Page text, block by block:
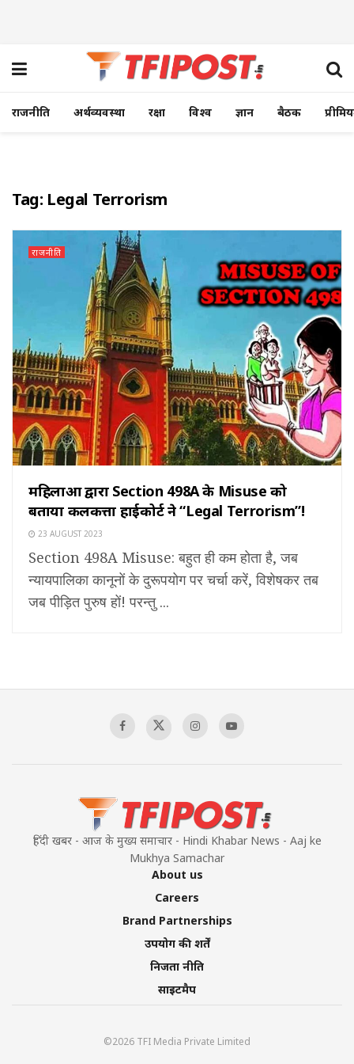
राजनीति अर्थव्यवस्था रक्षा विश्व ज्ञान बैठक
Tag: Legal Terrorism
राजनीति
महिलाओं द्वारा Section 498A के Misuse को
बताया कलकत्ता हाईकोर्ट ने “Legal Terrorism”!
23 AUGUST 2023
Section 498A Misuse: बहुत ही कम होता है, जब
न्यायपालिका कानूनों के दुरूपयोग पर चर्चा करें, विशेषकर तब
जब पीड़ित पुरुष हों! परन्तु ...
हिंदी खबर - आज के मुख्य समाचार - Hindi Khabar News - Aaj ke
Mukhya Samachar
About us
Careers
Brand Partnerships
उपयोग की शर्तें
निजता नीति
साइटमैप
©2026 TFI Media Private Limited